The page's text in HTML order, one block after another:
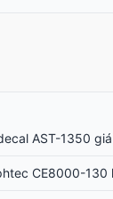
AST-1350
CE8000-130